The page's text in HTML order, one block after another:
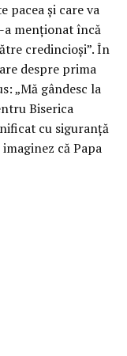
pacea și care va
menționat încă
credincioși”. În
despre prima
„Mă gândesc la
Biserica
cu siguranță
că Papa